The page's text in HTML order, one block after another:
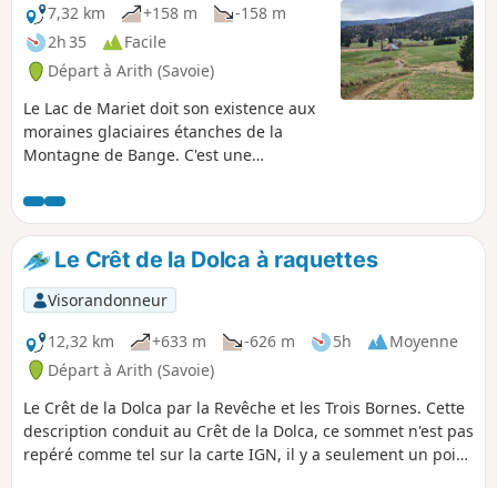
7,32 km
+158 m
-158 m
2h 35
Facile
Départ à Arith (Savoie)
Le Lac de Mariet doit son existence aux
moraines glaciaires étanches de la
Montagne de Bange. C'est une
amène dans les alpages aux nombreux
chalets entretenus. Accessible aux
débutants et aux jeunes compte tenu
du dénivelé et de sa longueur. Ne
cherchez pas trop un "lac", c'est plutôt
une mare de quelques centaines de
mètres carrés au bout de l'alpage vers
le Nord.
Le Crêt de la Dolca à raquettes
Visorandonneur
12,32 km
+633 m -626 m 5h
Moyenne
Départ à Arith (Savoie)
Le Crêt de la Dolca par la Revêche et les Trois Bornes. Cette
description conduit au Crêt de la Dolca, ce sommet n'est pas
repéré comme tel sur la carte IGN, il y a seulement un point